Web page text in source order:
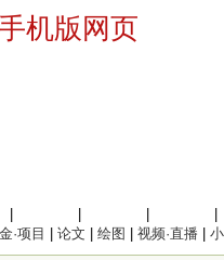
机版网页
·项目 论文 绘图 视频·直播